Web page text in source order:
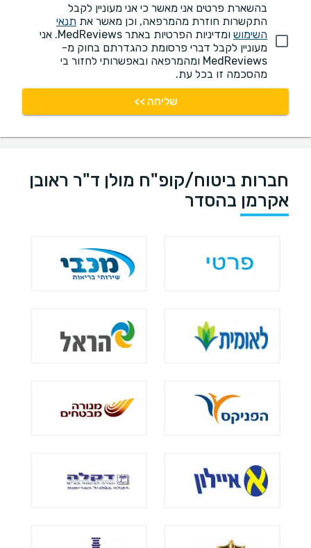
בהשארת פרטים אני מאשר כי אני מעוניין לקבל
התקשרות חוזרת מהמרפאה, וכן מאשר את תנאי
השימוש
ומדיניות הפרטיות באתר MedReviews. אני
מעוניין לקבל דברי פרסומת כהגדרתם בחוק מ-
MedReviews ומהמרפאה ובאפשרותי לחזור בי
מהסכמה זו בכל עת.
שליחה >>
חברות ביטוח/קופ"ח מולן ד"ר ראובן
אקרמן בהסדר